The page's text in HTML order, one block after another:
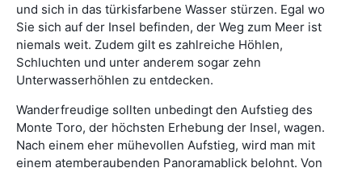
und sich in das türkisfarbene Wasser stürzen. Egal wo
Sie sich auf der Insel befinden, der Weg zum Meer ist
niemals weit. Zudem gilt es zahlreiche Höhlen,
Schluchten und unter anderem sogar zehn
Unterwasserhöhlen zu entdecken.
Wanderfreudige sollten unbedingt den Aufstieg des
Monte Toro, der höchsten Erhebung der Insel, wagen.
Nach einem eher mühevollen Aufstieg, wird man mit
einem atemberaubenden Panoramablick belohnt. Von